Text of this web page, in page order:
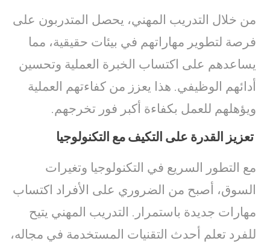
من خلال التدريب المهني، يحصل المتدربون على
فرصة لتطوير مهاراتهم في بيئات حقيقية، مما
يساعدهم على اكتساب الخبرة العملية وتحسين
أدائهم الوظيفي. هذا يعزز من كفاءتهم العملية
ويؤهلهم للعمل بكفاءة أكبر فور تخرجهم.
تعزيز القدرة على التكيف مع التكنولوجيا
مع التطور السريع في التكنولوجيا وتغيرات
السوق، أصبح من الضروري على الأفراد اكتساب
مهارات جديدة باستمرار. التدريب المهني يتيح
للفرد تعلم أحدث التقنيات المستخدمة في مجاله،